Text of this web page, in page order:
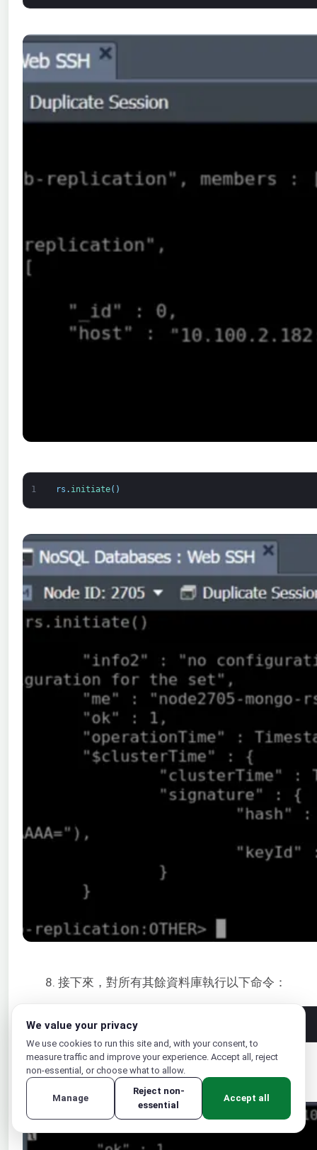
1 rs . initiate( )
8. 接下來，對所有其餘資料庫執行以下命令：
1 rs.add("{db_ip}:27017"
這裡，{db_ip} 指的是每個資料庫的 IP 地址：
We value your privacy
We use cookies to run this site and, with your consent, to
measure traffic and improve your experience. Accept all, reject
non-essential, or choose what to allow.
Manage
Reject non-
essential
Accept all